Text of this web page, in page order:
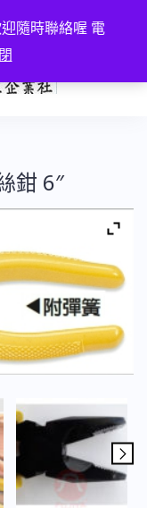
鉗 6″
隨時聯絡喔 電